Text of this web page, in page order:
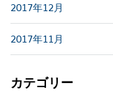
2017年12月
2017年11月
カテゴリー